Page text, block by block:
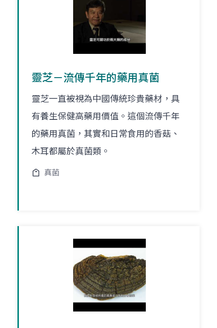
靈芝－流傳千年的藥用真菌
靈芝一直被視為中國傳統珍貴藥材，具
有養生保健高藥用價值。這個流傳千年
的藥用真菌，其實和日常食用的香菇、
木耳都屬於真菌類。
真菌